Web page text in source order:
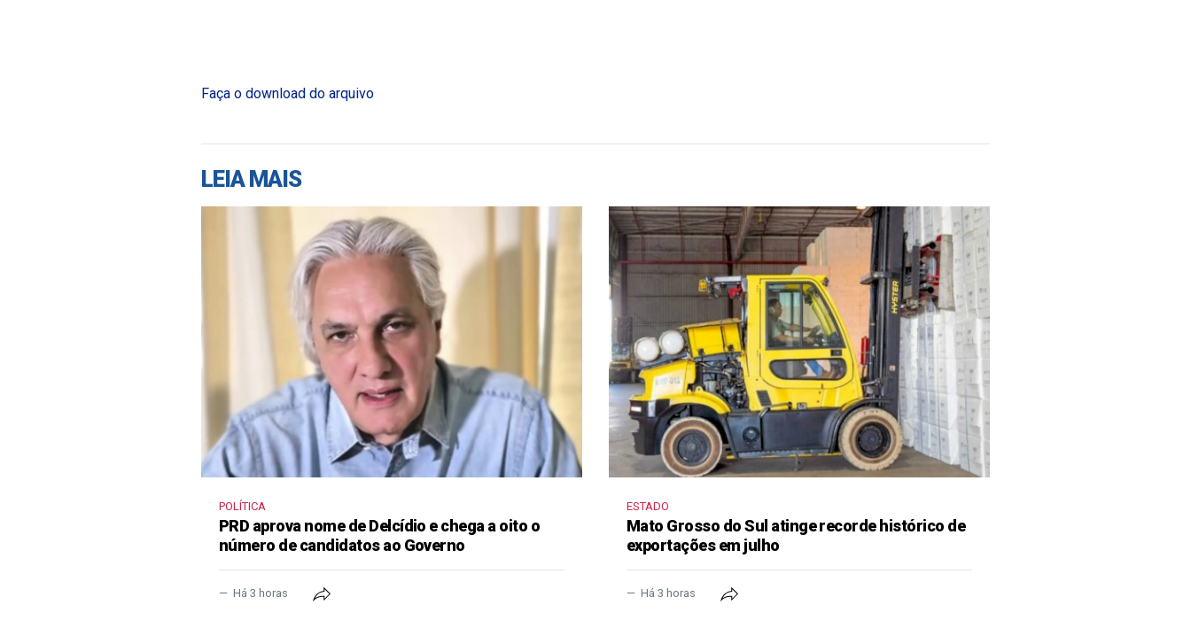
Faça o download do arquivo
LEIA MAIS
POLÍTICA
PRD aprova nome de Delcídio e chega a oito o
número de candidatos ao Governo
Há 3 horas
ESTADO
Mato Grosso do Sul atinge recorde histórico de
exportações em julho
Há 3 horas